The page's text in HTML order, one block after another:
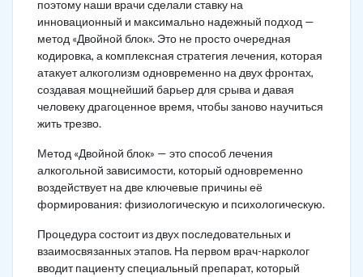
поэтому наши врачи сделали ставку на
инновационный и максимально надежный подход —
метод «Двойной блок». Это не просто очередная
кодировка, а комплексная стратегия лечения, которая
атакует алкоголизм одновременно на двух фронтах,
создавая мощнейший барьер для срыва и давая
человеку драгоценное время, чтобы заново научиться
жить трезво.
Метод «Двойной блок» — это способ лечения
алкогольной зависимости, который одновременно
воздействует на две ключевые причины её
формирования: физиологическую и психологическую.
Процедура состоит из двух последовательных и
взаимосвязанных этапов. На первом врач-нарколог
вводит пациенту специальный препарат, который